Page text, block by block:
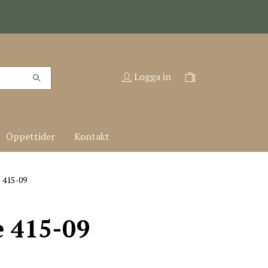
Logga in
Öppettider Kontakt
09
415-09